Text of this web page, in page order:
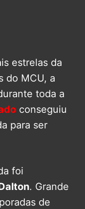
estrelas da
do MCU, a
toda a
conseguiu
para ser
foi
. Grande
de